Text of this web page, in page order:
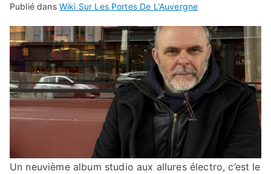
Publié dans Wiki Sur Les Portes De L'Auvergne
Un neuvième album studio aux allures électro, c’est le